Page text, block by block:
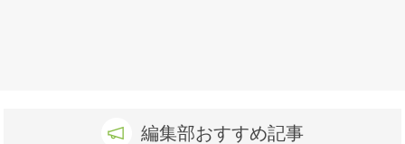
編集部おすすめ記事